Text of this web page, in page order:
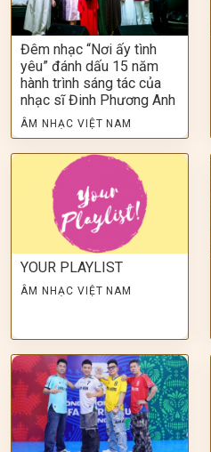
Đêm nhạc “Nơi ấy tình
yêu” đánh dấu 15 năm
hành trình sáng tác của
nhạc sĩ Đinh Phương Anh
ÂM NHẠC VIỆT NAM
YOUR PLAYLIST
ÂM NHẠC VIỆT NAM